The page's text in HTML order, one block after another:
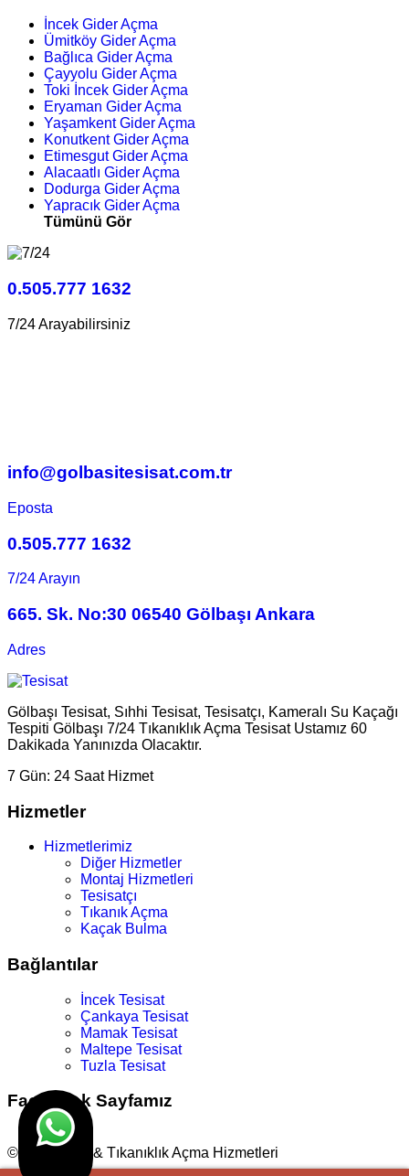
İncek Gider Açma
Ümitköy Gider Açma
Bağlıca Gider Açma
Çayyolu Gider Açma
Toki İncek Gider Açma
Eryaman Gider Açma
Yaşamkent Gider Açma
Konutkent Gider Açma
Etimesgut Gider Açma
Alacaatlı Gider Açma
Dodurga Gider Açma
Yapracık Gider Açma
Tümünü Gör
0.505.777 1632
7/24 Arayabilirsiniz
info@golbasitesisat.com.tr
Eposta
0.505.777 1632
7/24 Arayın
665. Sk. No:30 06540 Gölbaşı Ankara
Adres
Gölbaşı Tesisat, Sıhhi Tesisat, Tesisatçı, Kameralı Su Kaçağı
Tespiti Gölbaşı 7/24 Tıkanıklık Açma Tesisat Ustamız 60
Dakikada Yanınızda Olacaktır.
7 Gün: 24 Saat Hizmet
Hizmetler
Hizmetlerimiz
Diğer Hizmetler
Montaj Hizmetleri
Tesisatçı
Tıkanık Açma
Kaçak Bulma
Bağlantılar
İncek Tesisat
Çankaya Tesisat
Mamak Tesisat
Maltepe Tesisat
Tuzla Tesisat
Facebook Sayfamız
© Su Tesisat & Tıkanıklık Açma Hizmetleri